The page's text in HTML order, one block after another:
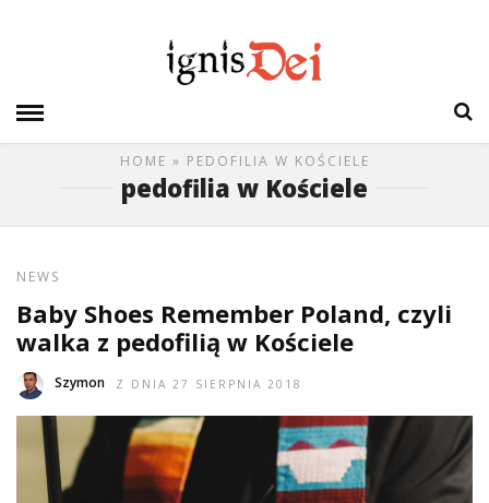
HOME » PEDOFILIA W KOŚCIELE
pedofilia w Kościele
NEWS
Baby Shoes Remember Poland, czyli
walka z pedofilią w Kościele
Szymon Z DNIA 27 SIERPNIA 2018